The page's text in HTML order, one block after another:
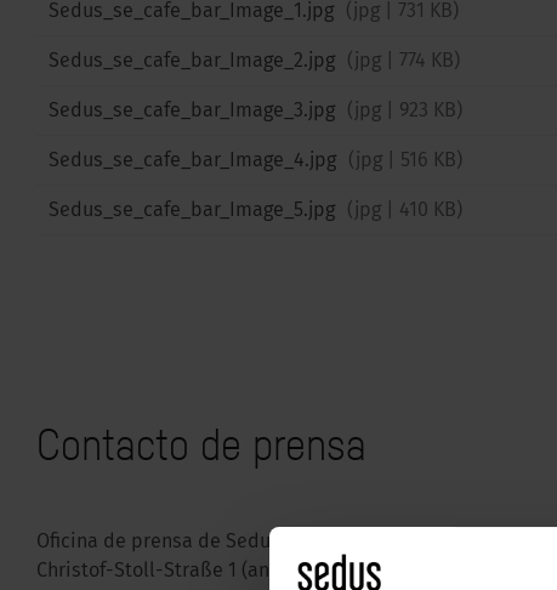
Sedus_se_cafe_bar_Image_1.jpg ( jpg 731 KB)
Sedus_se_cafe_bar_Image_2.jpg ( jpg 774 KB)
Sedus_se_cafe_bar_Image_3.jpg ( jpg 923 KB)
Sedus_se_cafe_bar_Image_4.jpg ( jpg 516 KB)
Sedus_se_cafe_bar_Image_5.jpg ( jpg 410 KB)
Contacto de prensa
Oficina de prensa de Sedus
Christof-Stoll-Straße 1 (antigua Gewerbestraße 2)